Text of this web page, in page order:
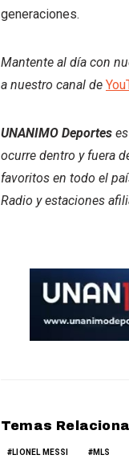
generaciones.
Mantente al día con
a nuestro canal de
UNANIMO Deportes
ocurre dentro y fuera
favoritos en todo el
Radio y estaciones
Temas
LIONEL MESSI MLS